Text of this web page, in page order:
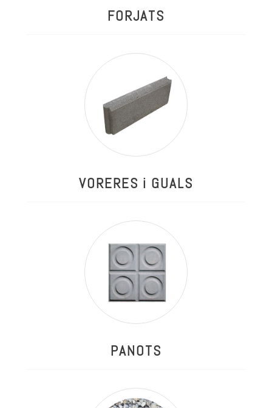
FORJATS
VORERES i GUALS
PANOTS